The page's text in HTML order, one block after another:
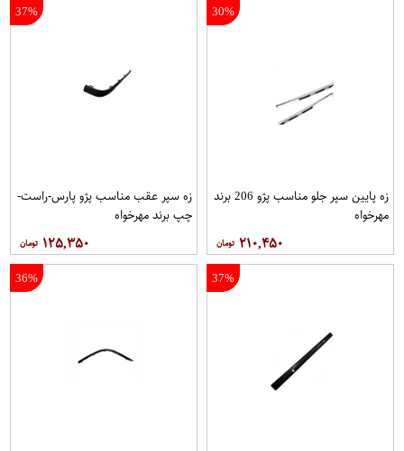
30%
زه پایین سپر جلو مناسب پژو 206 برند
مهرخواه
۲۱۰,۴۵۰
37%
زه سپر عقب مناسب پژو پارس-راست-
چپ برند مهرخواه
۱۲۵,۳۵۰
37%
36%